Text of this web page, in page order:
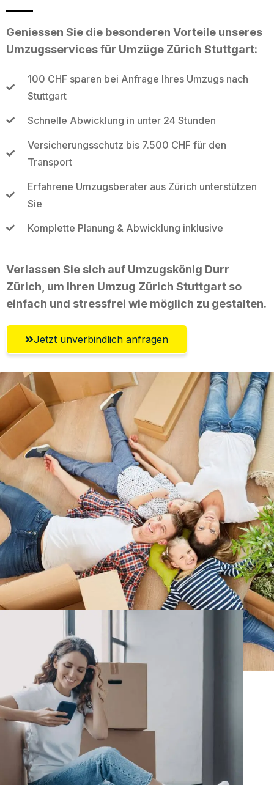
Geniessen Sie die besonderen Vorteile unseres
Umzugsservices für Umzüge Zürich Stuttgart:
100 CHF sparen bei Anfrage Ihres Umzugs nach
Stuttgart
Schnelle Abwicklung in unter 24 Stunden
Versicherungsschutz bis 7.500 CHF für den
Transport
Erfahrene Umzugsberater aus Zürich unterstützen
Sie
Komplette Planung & Abwicklung inklusive
Verlassen Sie sich auf Umzugskönig Durr
Zürich, um Ihren Umzug Zürich Stuttgart so
einfach und stressfrei wie möglich zu gestalten.
Jetzt unverbindlich anfragen